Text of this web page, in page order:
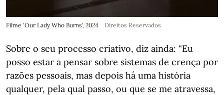
Filme 'Our Lady Who Burns', 2024 Direitos Reservados
Sobre o seu processo criativo, diz ainda: “Eu
posso estar a pensar sobre sistemas de crença por
razões pessoais, mas depois há uma história
qualquer, pela qual passo, ou que se me atravessa,